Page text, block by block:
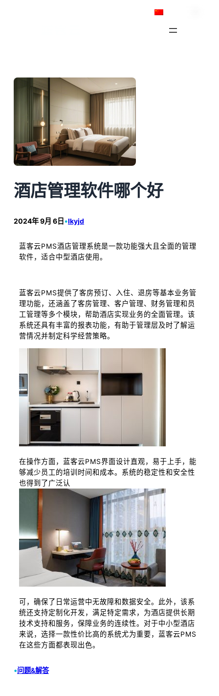
酒店管理软件哪个好
2024年 9月 6日 •lkyjd
蓝客云PMS酒店管理系统是一款功能强大且全面的管理
软件，适合中型酒店使用。
蓝客云PMS提供了客房预订、入住、退房等基本业务管
理功能，还涵盖了客房管理、客户管理、财务管理和员
工管理等多个模块，帮助酒店实现业务的全面管理。该
系统还具有丰富的报表功能，有助于管理层及时了解运
营情况并制定科学经营策略。
在操作方面，蓝客云PMS界面设计直观，易于上手，能
够减少员工的培训时间和成本。系统的稳定性和安全性
也得到了广泛认
可，确保了日常运营中无故障和数据安全。此外，该系
统还支持定制化开发，满足特定需求，为酒店提供长期
技术支持和服务，保障业务的连续性。对于中小型酒店
来说，选择一款性价比高的系统尤为重要，蓝客云PMS
在这些方面都表现出色。
•问题&解答